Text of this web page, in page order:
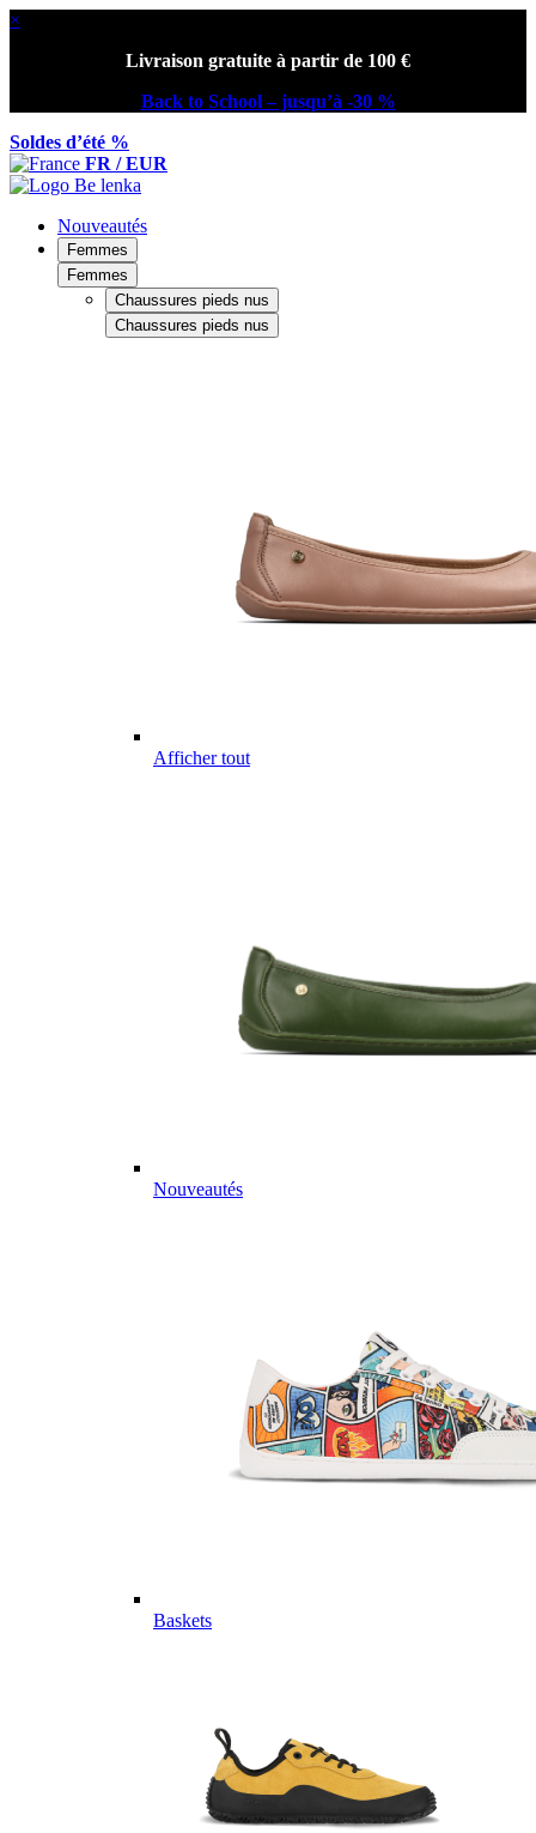
×
Livraison gratuite à partir de 100 €
Back to School – jusqu’à -30 %
Soldes d’été %
FR / EUR
Nouveautés
Femmes
Femmes
Chaussures pieds nus
Chaussures pieds nus
Afficher tout
Nouveautés
Baskets